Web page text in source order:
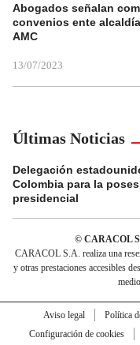
Abogados señalan
convenios ente
AMC
13/07/2023
Últimas Noticias
Delegación
Colombia para la
presidencial
© CARACOL
CARACOL S.A. realiza una
y otras prestaciones accesibles
Aviso legal Política
Configuración de cookies